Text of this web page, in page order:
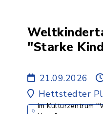
"Starke
21.09.2026
Hettstedter
im Kulturzentrum